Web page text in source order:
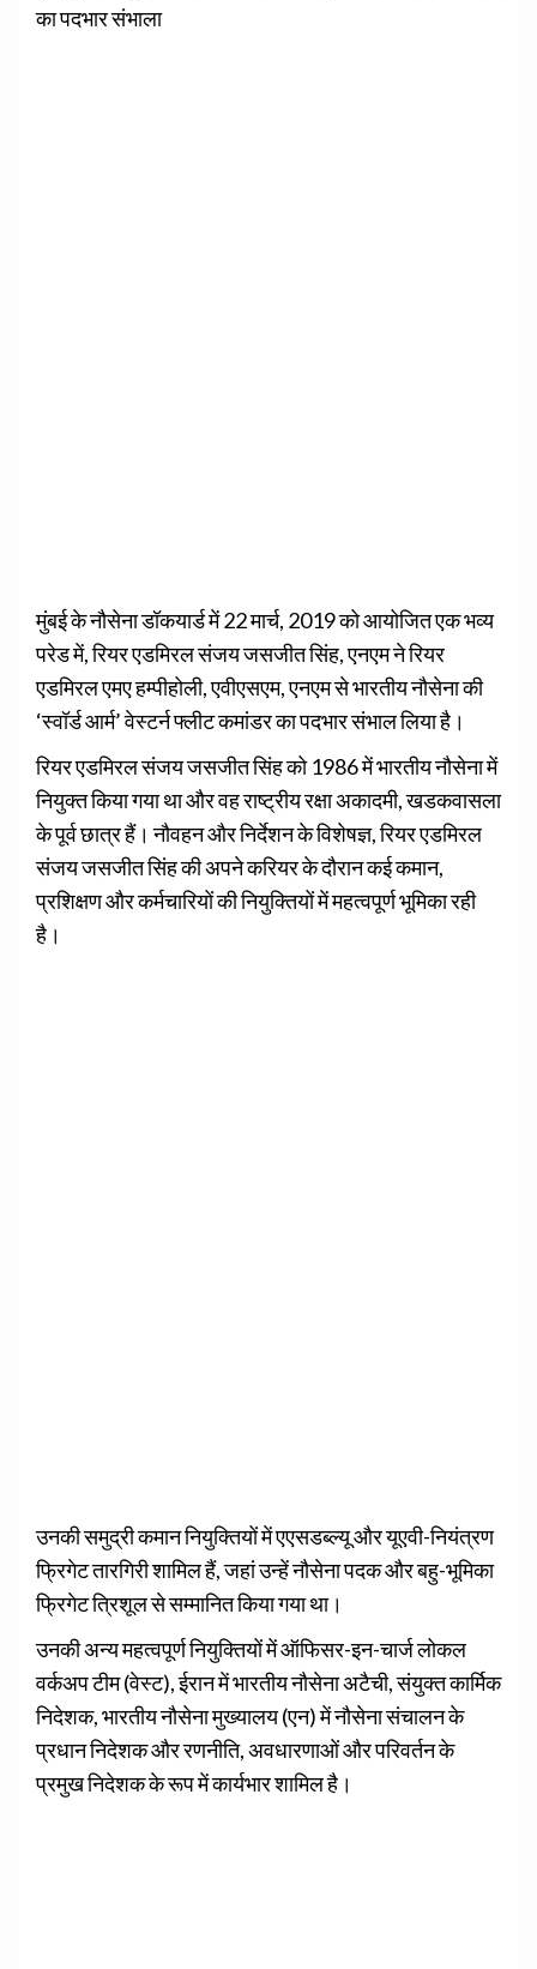
का पदभार संभाला
मुंबई के नौसेना डॉकयार्ड में 22 मार्च, 2019 को आयोजित एक भव्‍य
परेड में, रियर एडमिरल संजय जसजीत सिंह, एनएम ने रियर
एडमिरल एमए हम्पीहोली, एवीएसएम, एनएम से भारतीय नौसेना की
‘स्वॉर्ड आर्म’ वेस्टर्न फ्लीट कमांडर का पदभार संभाल लिया है।
रियर एडमिरल संजय जसजीत सिंह को 1986 में भारतीय नौसेना में
नियुक्‍त किया गया था और वह राष्ट्रीय रक्षा अकादमी, खडकवासला
के पूर्व छात्र हैं। नौवहन और निर्देशन के विशेषज्ञ, रियर एडमिरल
संजय जसजीत सिंह की अपने करियर के दौरान कई कमान,
प्रशिक्षण और कर्मचारियों की नियुक्तियों में महत्‍वपूर्ण भूमिका रही
है।
उनकी समुद्री कमान नियुक्तियों में एएसडब्‍ल्‍यू और यूएवी-नियंत्रण
फ्रिगेट तारगिरी शामिल हैं, जहां उन्हें नौसेना पदक और बहु-भूमिका
फ्रिगेट त्रिशूल से सम्मानित किया गया था।
उनकी अन्य महत्वपूर्ण नियुक्तियों में ऑफिसर-इन-चार्ज लोकल
वर्कअप टीम (वेस्ट), ईरान में भारतीय नौसेना अटैची, संयुक्त कार्मिक
निदेशक, भारतीय नौसेना मुख्‍यालय (एन) में नौसेना संचालन के
प्रधान निदेशक और रणनीति, अवधारणाओं और परिवर्तन के
प्रमुख निदेशक के रूप में कार्यभार शामिल है।